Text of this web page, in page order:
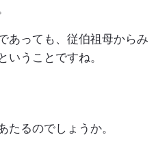
あっても、従伯祖母からみ
いうことですね。
たるのでしょうか。